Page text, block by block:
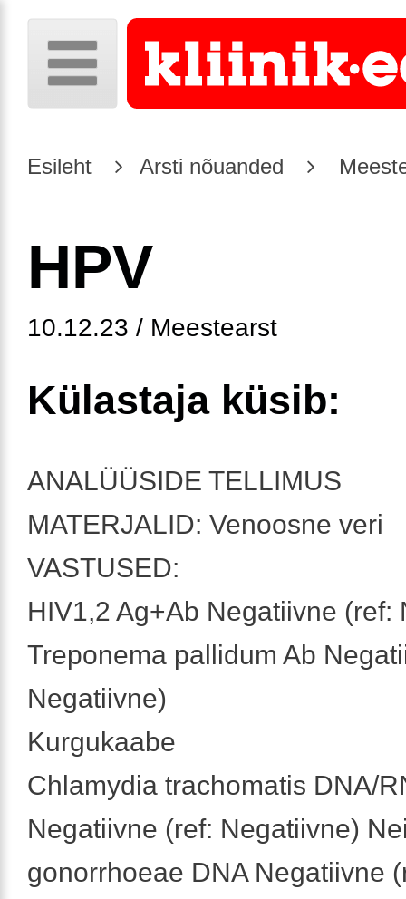
Esileht Arsti nõuanded
HPV
10.12.23 / Meestearst
Külastaja küsib:
ANALÜÜSIDE TELLIMUS
MATERJALID: Venoosne veri
VASTUSED:
HIV1,2 Ag+Ab Negatiivne (ref:
Treponema pallidum Ab
Negatiivne)
Kurgukaabe
Chlamydia trachomatis DNA/
Negatiivne (ref: Negatiivne)
gonorrhoeae DNA Negatiivne